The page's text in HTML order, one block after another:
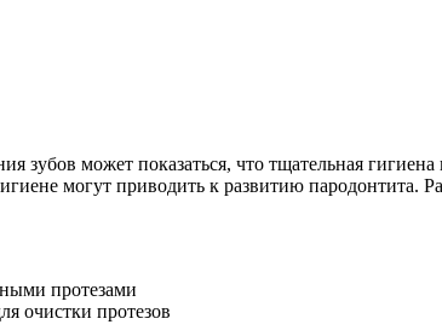
зубов может показаться, что тщательная
могут приводить к развитию пародонтита.
протезами
очистки протезов